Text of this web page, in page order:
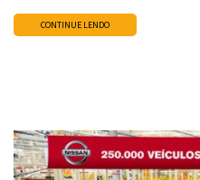
CONTINUE LENDO